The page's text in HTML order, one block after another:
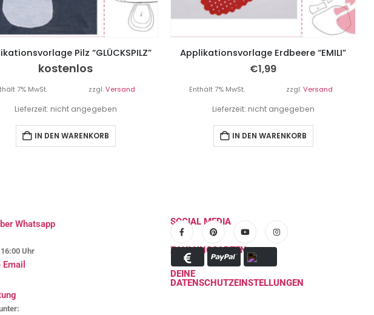
Pilz “GLÜCKSPILZ”
kostenlos
7% MwSt. zzgl.Versand
Lieferzeit: nicht angegeben
IN DEN WARENKORB
Applikationsvorlage Erdbeere “EMILI”
€1,99
Enthält 7% MwSt. zzgl.Versand
Lieferzeit: nicht angegeben
IN DEN WARENKORB
Whatsapp
Uhr
SOCIAL MEDIA
ZAHLUNGSARTEN
DEINE
DATENSCHUTZEINSTELLUNGEN